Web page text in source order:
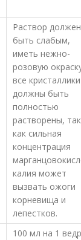
Раствор должен
быть слабым,
иметь нежно-
розовую
все кристаллики
должны быть
полностью
растворены, так
как сильная
концентрация
калия может
вызвать ожоги
корневища и
лепестков.
100 мл на 1